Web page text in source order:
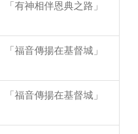
有神相伴恩典之路」
福音傳揚在基督城」
福音傳揚在基督城」